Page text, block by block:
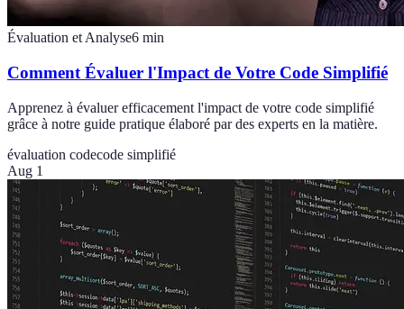
Évaluation et Analyse6 min
Comment Évaluer l'Impact de Votre Code Simplifié
Apprenez à évaluer efficacement l'impact de votre code simplifié
grâce à notre guide pratique élaboré par des experts en la matière.
évaluation codecode simplifié
Aug 1